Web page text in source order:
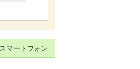
スマートフォン